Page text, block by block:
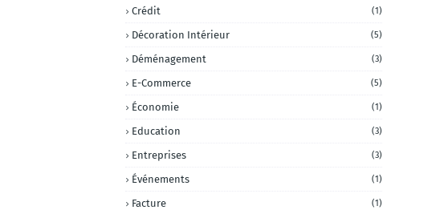
Crédit (1)
Décoration Intérieur (5)
Déménagement (3)
E-Commerce (5)
Économie (1)
Education (3)
Entreprises (3)
Événements (1)
Facture (1)